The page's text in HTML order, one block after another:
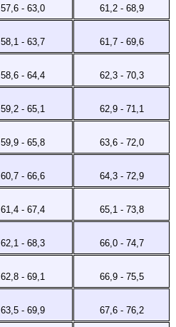
57,6 - 63,0 61,2 - 68,9
58,1 - 63,7 61,7 - 69,6
58,6 - 64,4 62,3 - 70,3
59,2 - 65,1 62,9 - 71,1
59,9 - 65,8 63,6 - 72,0
60,7 - 66,6 64,3 - 72,9
61,4 - 67,4 65,1 - 73,8
62,1 - 68,3 66,0 - 74,7
62,8 - 69,1 66,9 - 75,5
63,5 - 69,9 67,6 - 76,2